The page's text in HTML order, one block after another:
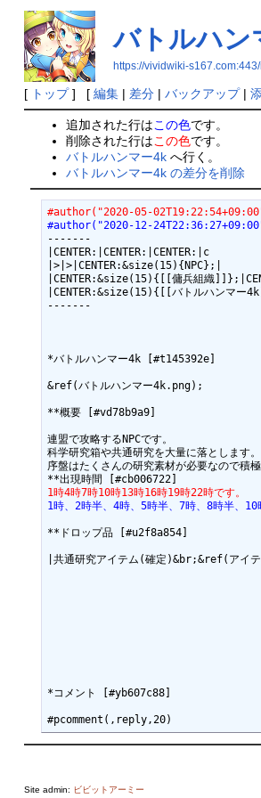
バトルハン
https://vividwiki-
[ トップ] [ 編集| 差分| バックアップ|
追加された行はこの色です。
削除された行はこの色です。
バトルハンマー4k へ行く。
バトルハンマー4k の差分を削除
#author("2020-05-
#author("2020-12-
-------
|CENTER:|CENTER:|CENTER:|c
|>|>|CENTER:&size(15){NPC};|
|CENTER:&size(15){[[傭兵組織
|CENTER:&size(15){[[バトルハンマ
-------
*バトルハンマー4k [#t145392e]
&ref(バトルハンマー4k.png);
**概要 [#vd78b9a9]
連盟で攻略するNPCです。
科学研究箱や共通研究を大量に落とします。
序盤はたくさんの研究素材が必要なので積
1時4時7時10時13時16時19時22時です。
1時、2時半、4時、5時半、7時、8時半、
**ドロップ品 [#u2f8a854]
|共通研究アイテム(確定)&br;&ref(ア
*コメント [#yb607c88]
Site admin: ビビットアーミー